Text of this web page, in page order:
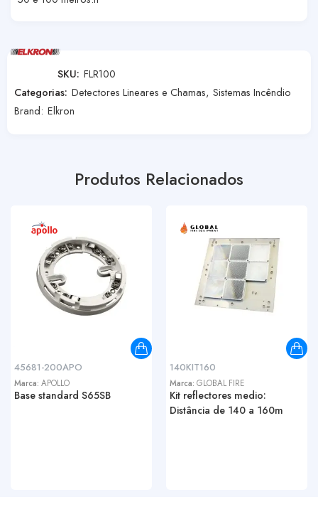
SKU: FLR100
Categorias: Detectores Lineares e Chamas, Sistemas Incêndio
Brand: Elkron
Produtos Relacionados
45681-200APO
Marca: APOLLO
Base standard S65SB
140KIT160
Marca: GLOBAL FIRE
Kit reflectores medio:
Distância de 140 a 160m